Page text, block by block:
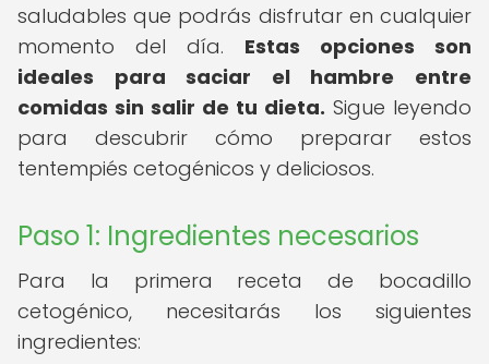
saludables que podrás disfrutar en cualquier
momento del día. Estas opciones son
ideales para saciar el hambre entre
comidas sin salir de tu dieta. Sigue leyendo
para descubrir cómo preparar estos
tentempiés cetogénicos y deliciosos.
Paso 1: Ingredientes necesarios
Para la primera receta de bocadillo
cetogénico, necesitarás los siguientes
ingredientes: